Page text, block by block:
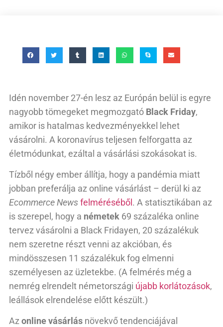
Idén november 27-én lesz az Európán belül is egyre
nagyobb tömegeket megmozgató Black Friday,
amikor is hatalmas kedvezményekkel lehet
vásárolni. A koronavírus teljesen felforgatta az
életmódunkat, ezáltal a vásárlási szokásokat is.
Tízből négy ember állítja, hogy a pandémia miatt
jobban preferálja az online vásárlást – derül ki az
Ecommerce Newsfelméréséből . A statisztikában az
is szerepel, hogy a németek 69 százaléka online
tervez vásárolni a Black Fridayen, 20 százalékuk
nem szeretne részt venni az akcióban, és
mindösszesen 11 százalékuk fog elmenni
személyesen az üzletekbe. (A felmérés még a
nemrég elrendelt németországi újabb korlátozások,
leállások elrendelése előtt készült.)
Azonline vásárlás növekvő tendenciájával